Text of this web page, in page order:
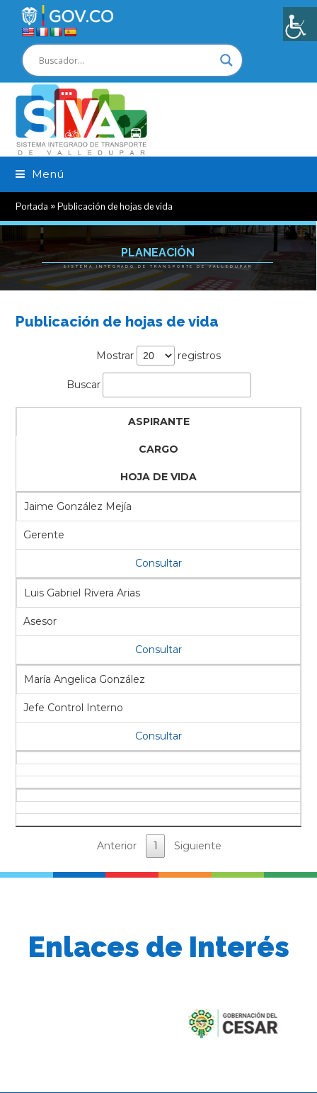
Menú
Portada »Publicación de hojas de vida
PLANEACIÓN
SISTEMA INTEGRADO DE TRANSPORTE DE VALLEDUPAR
Publicación de hojas de vida
Mostrar registros
Buscar
ASPIRANTE
CARGO
HOJA DE VIDA
Jaime González Mejía
Gerente
Consultar
Luis Gabriel Rivera Arias
Asesor
Consultar
María Angelica González
Jefe Control Interno
Consultar
Anterior 1 Siguiente
Enlaces de Interés